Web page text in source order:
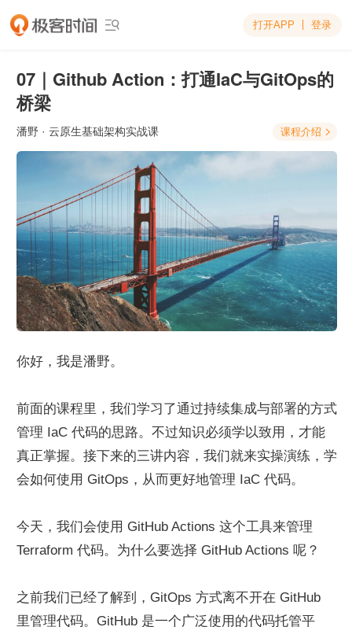
 打开APP 登录
07｜Github Action：打通IaC与GitOps的
桥梁
潘野 · 云原生基础架构实战课 课程介绍 
你好，我是潘野。
前面的课程里，我们学习了通过持续集成与部署的方式
管理 IaC 代码的思路。不过知识必须学以致用，才能
真正掌握。接下来的三讲内容，我们就来实操演练，学
会如何使用 GitOps，从而更好地管理 IaC 代码。
今天，我们会使用 GitHub Actions 这个工具来管理
Terraform 代码。为什么要选择 GitHub Actions 呢？
之前我们已经了解到，GitOps 方式离不开在 GitHub
里管理代码。GitHub 是一个广泛使用的代码托管平